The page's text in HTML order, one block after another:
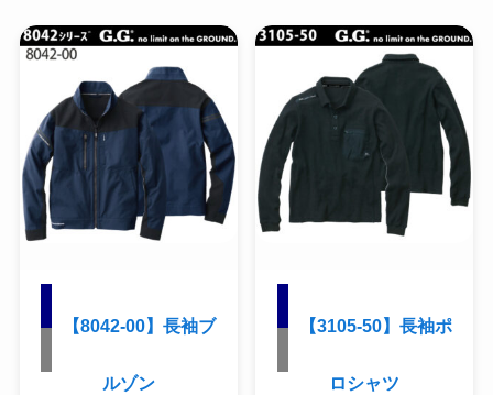
【8042-00】長袖ブ
ルゾン
【3105-50】長袖ポ
ロシャツ